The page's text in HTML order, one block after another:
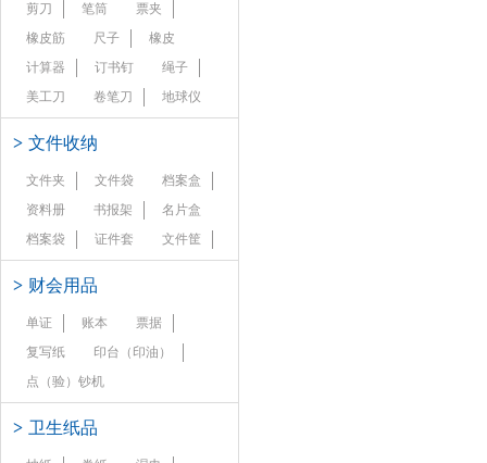
剪刀
笔筒
票夹
橡皮筋
尺子
橡皮
计算器
订书钉
绳子
美工刀
卷笔刀 地球仪
> 文件收纳
文件夹 文件袋
档案盒
资料册
书报架
名片盒
档案袋
证件套 文件筐
> 财会用品
单证 账本
票据
复写纸
印台（印油）
点（验）钞机
> 卫生纸品